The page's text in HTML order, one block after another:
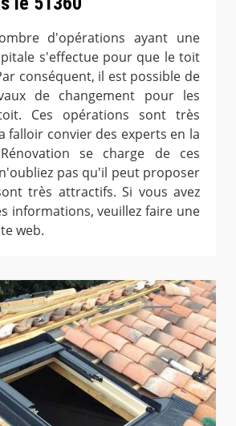
d'opérations ayant une
s'effectue pour que le toit
conséquent, il est possible de
de changement pour les
Ces opérations sont très
falloir convier des experts en la
se charge de ces
pas qu'il peut proposer
très attractifs. Si vous avez
informations, veuillez faire une
web.